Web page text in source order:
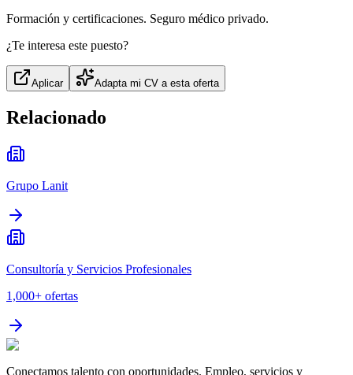
Formación y certificaciones. Seguro médico privado.
¿Te interesa este puesto?
Aplicar Adapta mi CV a esta oferta
Relacionado
Grupo Lanit
Consultoría y Servicios Profesionales
1,000+ ofertas
Conectamos talento con oportunidades. Empleo, servicios y